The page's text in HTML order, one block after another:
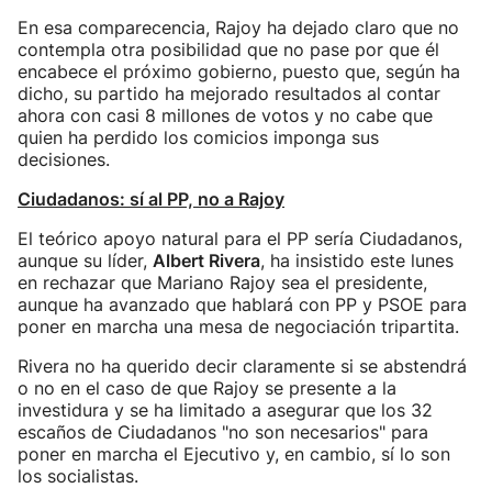
En esa comparecencia, Rajoy ha dejado claro que no
contempla otra posibilidad que no pase por que él
encabece el próximo gobierno, puesto que, según ha
dicho, su partido ha mejorado resultados al contar
ahora con casi 8 millones de votos y no cabe que
quien ha perdido los comicios imponga sus
decisiones.
Ciudadanos: sí al PP, no a Rajoy
El teórico apoyo natural para el PP sería Ciudadanos,
aunque su líder, Albert Rivera, ha insistido este lunes
en rechazar que Mariano Rajoy sea el presidente,
aunque ha avanzado que hablará con PP y PSOE para
poner en marcha una mesa de negociación tripartita.
Rivera no ha querido decir claramente si se abstendrá
o no en el caso de que Rajoy se presente a la
investidura y se ha limitado a asegurar que los 32
escaños de Ciudadanos "no son necesarios" para
poner en marcha el Ejecutivo y, en cambio, sí lo son
los socialistas.